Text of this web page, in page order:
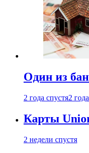
Один из
2 года спустя2
Карты
2 недели спустя